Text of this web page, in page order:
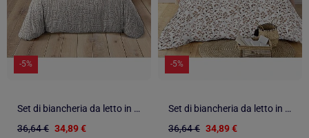
-5%
Set di biancheria da letto in cotone geometrico 3 pezzi, copertina e federe
36,64 € 34,89 €
-5%
Set di biancheria da letto in cotone 3 pezzi con fodera con motivo a fogliame + federe
36,64 € 34,89 €